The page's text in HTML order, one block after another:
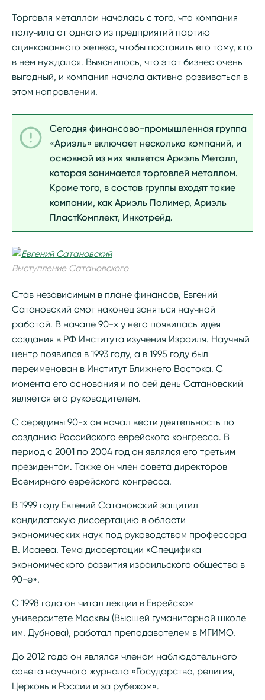
Торговля металлом началась с того, что компания
получила от одного из предприятий партию
оцинкованного железа, чтобы поставить его тому, кто
в нем нуждался. Выяснилось, что этот бизнес очень
выгодный, и компания начала активно развиваться в
этом направлении.
Сегодня финансово-промышленная группа
«Ариэль» включает несколько компаний, и
основной из них является Ариэль Металл,
которая занимается торговлей металлом.
Кроме того, в состав группы входят такие
компании, как Ариэль Полимер, Ариэль
ПластКомплект, Инкотрейд.
Выступление Сатановского
Став независимым в плане финансов, Евгений
Сатановский смог наконец заняться научной
работой. В начале 90-х у него появилась идея
создания в РФ Института изучения Израиля. Научный
центр появился в 1993 году, а в 1995 году был
переименован в Институт Ближнего Востока. С
момента его основания и по сей день Сатановский
является его руководителем.
С середины 90-х он начал вести деятельность по
созданию Российского еврейского конгресса. В
период с 2001 по 2004 год он являлся его третьим
президентом. Также он член совета директоров
Всемирного еврейского конгресса.
В 1999 году Евгений Сатановский защитил
кандидатскую диссертацию в области
экономических наук под руководством профессора
В. Исаева. Тема диссертации «Специфика
экономического развития израильского общества в
90-е».
С 1998 года он читал лекции в Еврейском
университете Москвы (Высшей гуманитарной школе
им. Дубнова), работал преподавателем в МГИМО.
До 2012 года он являлся членом наблюдательного
совета научного журнала «Государство, религия,
Церковь в России и за рубежом».